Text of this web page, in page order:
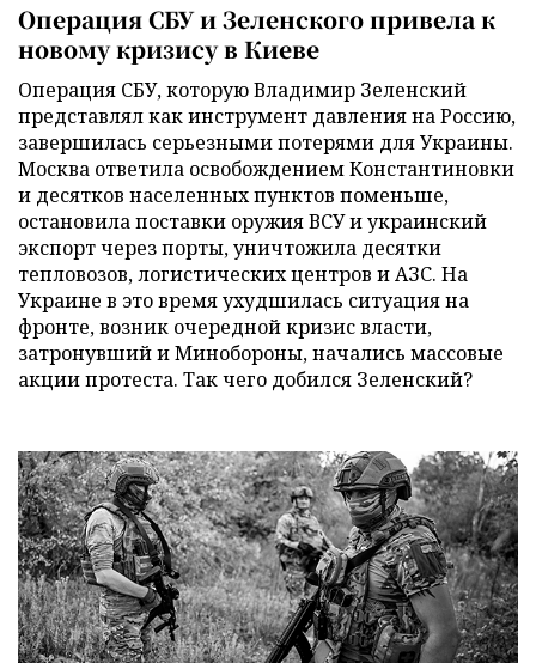
Операция СБУ и Зеленского привела к
новому кризису в Киеве
Операция СБУ, которую Владимир Зеленский
представлял как инструмент давления на Россию,
завершилась серьезными потерями для Украины.
Москва ответила освобождением Константиновки
и десятков населенных пунктов поменьше,
остановила поставки оружия ВСУ и украинский
экспорт через порты, уничтожила десятки
тепловозов, логистических центров и АЗС. На
Украине в это время ухудшилась ситуация на
фронте, возник очередной кризис власти,
затронувший и Минобороны, начались массовые
акции протеста. Так чего добился Зеленский?